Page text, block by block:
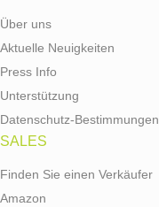
Über uns
Aktuelle Neuigkeiten
Press Info
Unterstützung
Datenschutz-Bestimmungen
SALES
Finden Sie einen Verkäufer
Amazon